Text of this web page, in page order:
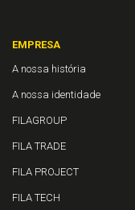
EMPRESA
A nossa história
A nossa identidade
FILAGROUP
FILA TRADE
FILA PROJECT
FILA TECH